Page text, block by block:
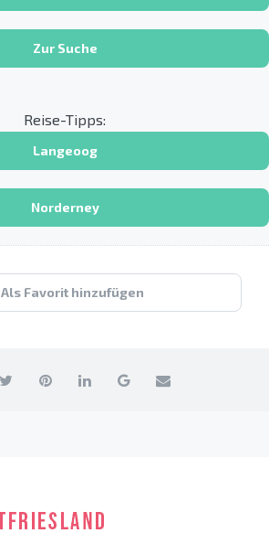
Zur Suche
Reise-Tipps:
Langeoog
Norderney
Als Favorit hinzufügen